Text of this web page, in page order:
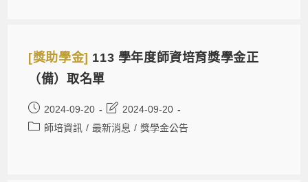
[獎助學金] 113 學年度師資培育獎學金正
（備）取名單
2024-09-20
2024-09-20
師培資訊 / 最新消息 / 獎學金公告